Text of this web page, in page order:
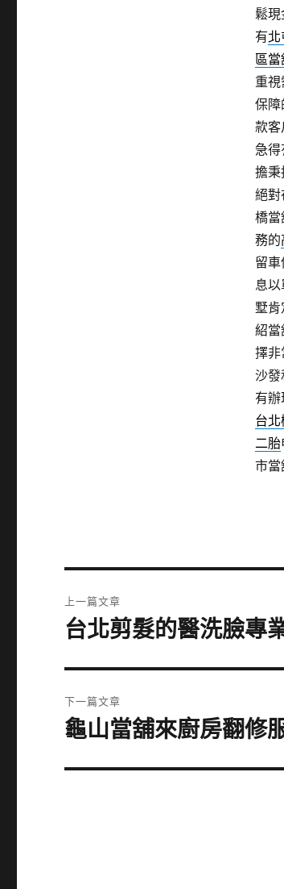
鬆現
有
區當
重
保障
款客
急得
擔秉
絕對
橋當
務的
留
息
墅肯
紹當
擇非
沙發
有辦
台
二胎
市當
章
上一篇文章
上
篇
文
章:
台北剪髮的醫洗臉專
下一篇文章
下
篇
龜山當舖來廚房翻修